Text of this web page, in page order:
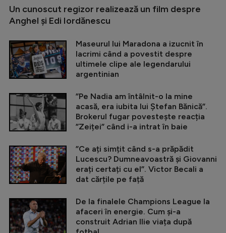
Un cunoscut regizor realizează un film despre
Anghel și Edi Iordănescu
Maseurul lui Maradona a izucnit în
lacrimi când a povestit despre
ultimele clipe ale legendarului
argentinian
”Pe Nadia am întâlnit-o la mine
acasă, era iubita lui Ștefan Bănică”.
Brokerul fugar povestește reacția
”Zeiței” când i-a intrat în baie
”Ce ați simțit când s-a prăpădit
Lucescu? Dumneavoastră și Giovanni
erați certați cu el”. Victor Becali a
dat cărțile pe față
De la finalele Champions League la
afaceri în energie. Cum și-a
construit Adrian Ilie viața după